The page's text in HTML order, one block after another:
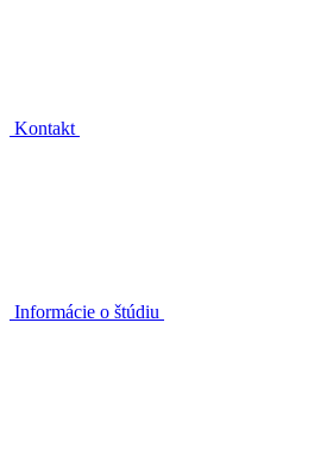
Kontakt
Informácie o štúdiu